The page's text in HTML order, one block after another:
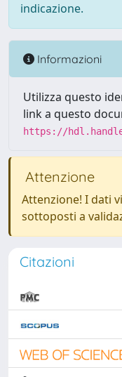
indicazione.
Informazioni
Utilizza questo
link a questo
https://
Attenzione
Attenzione! I dati
sottoposti a
Citazioni